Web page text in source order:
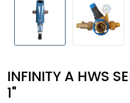
INFINITY A HWS
1"
ANALYSEVERKTØY